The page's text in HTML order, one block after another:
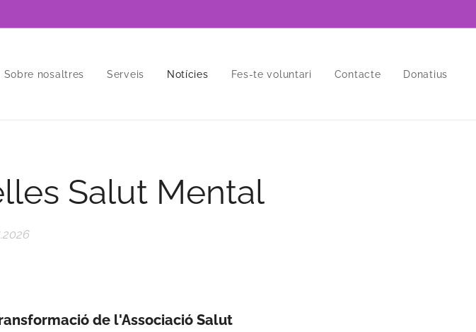
Sobre nosaltres Serveis Notícies Fes-te voluntari Contacte Donatius
Salut Mental
de l'Associació Salut